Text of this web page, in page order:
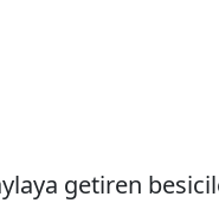
getiren